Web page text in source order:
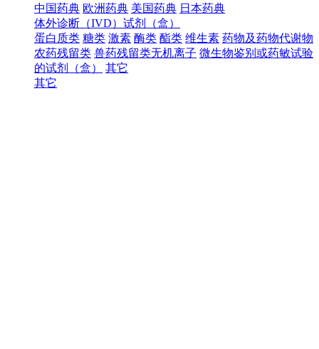
中国药典 欧洲药典 美国药典 日本药典
体外诊断（IVD）试剂（盒）
蛋白质类 糖类 激素 酶类 酯类 维生素 药物及药物代谢物
农药残留类 兽药残留类无机离子 微生物鉴别或药敏试验
的试剂（盒）
其它
其它